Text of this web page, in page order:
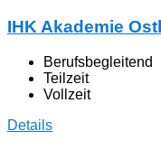
IHK Akademie
Berufsbegleitend
Teilzeit
Vollzeit
Details